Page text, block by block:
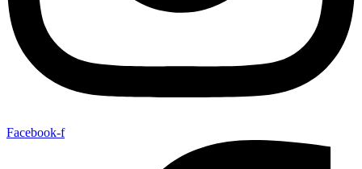
Facebook-f